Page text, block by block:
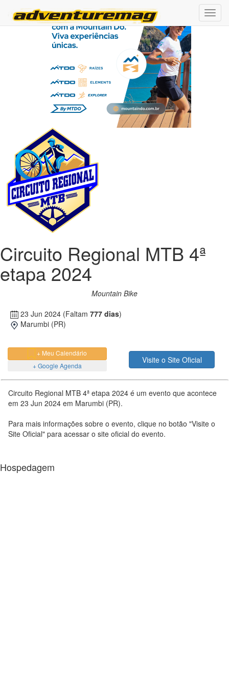
Circuito Regional MTB 4ª
etapa 2024
Mountain Bike
23 Jun 2024 (Faltam 777 dias)
Marumbi (PR)
+ Meu Calendário
+ Google Agenda
Visite o Site Oficial
Circuito Regional MTB 4ª etapa 2024 é um evento que acontece
em 23 Jun 2024 em Marumbi (PR).
Para mais informações sobre o evento, clique no botão "Visite o
Site Oficial" para acessar o site oficial do evento.
Hospedagem